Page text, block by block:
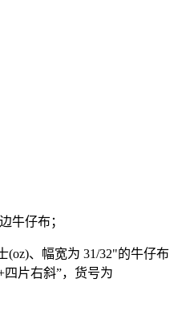
牛仔布；
(oz)、幅宽为 31/32"的牛仔布
片右斜”，货号为